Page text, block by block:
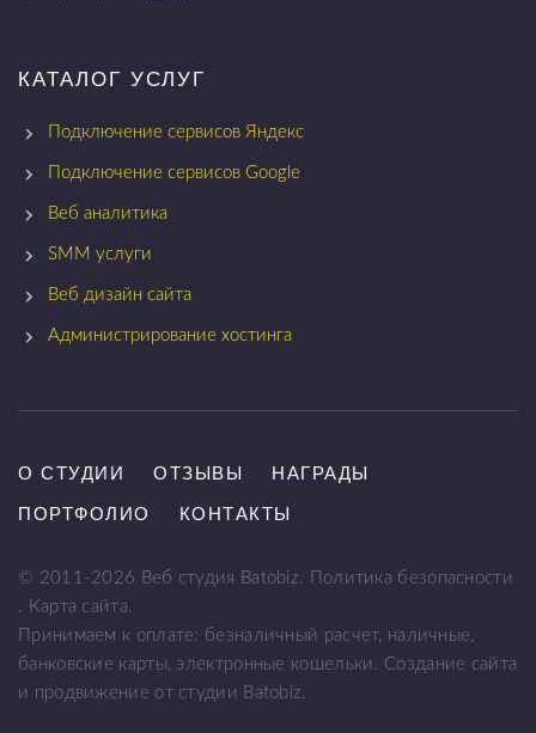
КАТАЛОГ УСЛУГ
Подключение сервисов Яндекс
Подключение сервисов Google
Веб аналитика
SMM услуги
Веб дизайн сайта
Администрирование хостинга
О СТУДИИ ОТЗЫВЫ
НАГРАДЫ
ПОРТФОЛИО
КОНТАКТЫ
© 2011-2026 Веб студия Batobiz.
Политика безопасности
. Карта сайта.
Принимаем к оплате: безналичный расчет, наличные,
банковские карты, электронные кошельки. Создание сайта
и продвижение от студии Batobiz.